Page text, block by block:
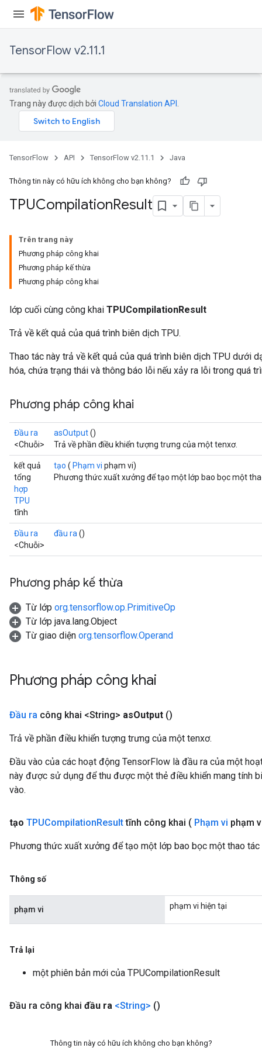
TensorFlow v2.11.1
Trang này được dịch bởi Cloud Translation API
TensorFlow API TensorFlow v2.11.1 Java
Thông tin này có hữu ích không cho bạn không?
TPUCompilationResult
Trên trang này
Phương pháp công khai
Phương pháp kế thừa
Phương pháp công khai
lớp cuối cùng công khai TPUCompilationResult
Trả về kết quả của quá trình biên dịch TPU.
Thao tác này trả về kết quả của quá trình biên dịch TPU dưới
hóa, chứa trạng thái và thông báo lỗi nếu xảy ra lỗi trong quá
Phương pháp công khai
Đầu ra
<Chuỗi>
asOutput()
Trả về phần điều khiển tượng trưng của một tenxơ.
kết quả
tổng
hợp
TPU
tĩnh
tạo ( Phạm vi phạm vi)
Phương thức xuất xưởng để tạo một lớp bao bọc một
Đầu ra
<Chuỗi>
đầu ra ()
Phương pháp kế thừa
Từ lớp org.tensorflow.op.PrimitiveOp
Từ lớp java.lang.Object
Từ giao diện org.tensorflow.Operand
Phương pháp công khai
Đầu ra công khai <String> asOutput ()
Trả về phần điều khiển tượng trưng của một tenxơ.
Đầu vào của các hoạt động TensorFlow là đầu ra của một
này được sử dụng để thu được một thẻ điều khiển mang tính
vào.
tạo TPUCompilationResulttĩnh công khai ( Phạm vi phạm
Phương thức xuất xưởng để tạo một lớp bao bọc một thao
Thông số
phạm vi phạm vi hiện tại
Trả lại
một phiên bản mới của TPUCompilationResult
Đầu ra công khai đầu ra <String> ()
Thông tin này có hữu ích không cho bạn không?